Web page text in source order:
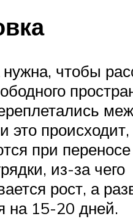
чтобы
это
при
из-за чего
рост, а
на 15-20 дней.